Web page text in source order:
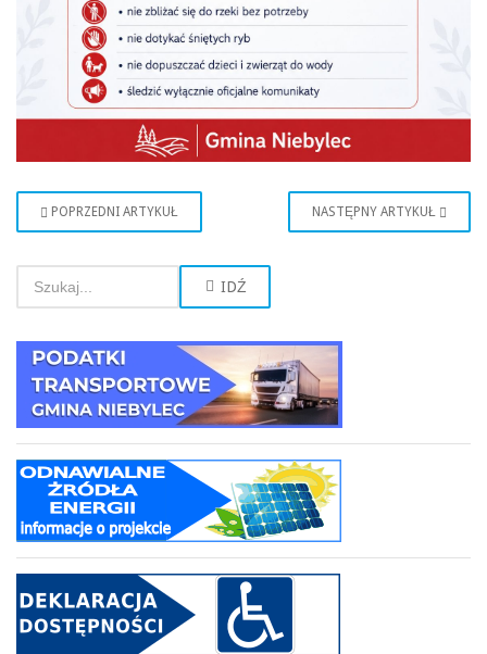
POPRZEDNI ARTYKUŁ NASTĘPNY ARTYKUŁ
IDŹ